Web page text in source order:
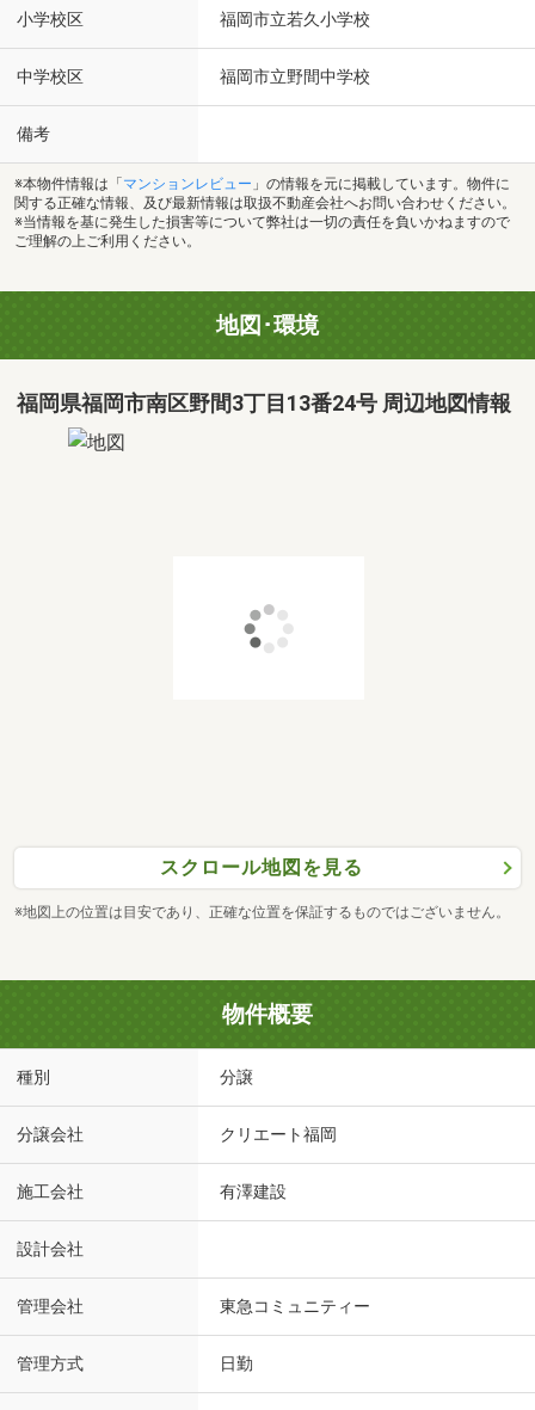
小学校区 福岡市立若久小学校
中学校区 福岡市立野間中学校
備考
※本物件情報は「 マンションレビュー 」の情報を元に掲載しています。物件に
関する正確な情報、及び最新情報は取扱不動産会社へお問い合わせください。
※当情報を基に発生した損害等について弊社は一切の責任を負いかねますので
ご理解の上ご利用ください。
地図･環境
福岡県福岡市南区野間3丁目13番24号 周辺地図情報
スクロール地図を見る
※地図上の位置は目安であり、正確な位置を保証するものではございません。
物件概要
種別 分譲
分譲会社 クリエート福岡
施工会社 有澤建設
設計会社
管理会社 東急コミュニティー
管理方式 日勤